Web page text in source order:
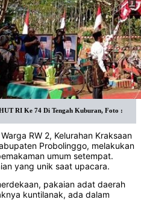
RI Ke 74 Di Tengah Kuburan, Foto :
RW 2, Kelurahan Kraksaan
Probolinggo, melakukan
umum setempat.
yang unik saat upacara.
pakaian adat daerah
kuntilanak, ada dalam